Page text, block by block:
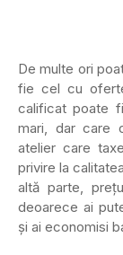
De multe ori
fie cel cu
calificat poate
mari, dar care
atelier care
privire la
altă parte,
deoarece ai
și ai economisi